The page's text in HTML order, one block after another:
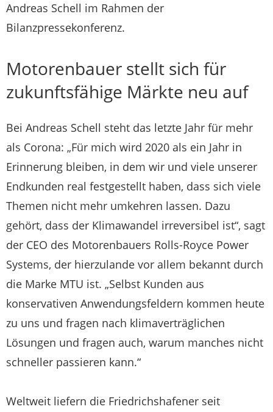
Andreas Schell im Rahmen der
Bilanzpressekonferenz.
Motorenbauer stellt sich für
zukunftsfähige Märkte neu auf
Bei Andreas Schell steht das letzte Jahr für mehr
als Corona: „Für mich wird 2020 als ein Jahr in
Erinnerung bleiben, in dem wir und viele unserer
Endkunden real festgestellt haben, dass sich viele
Themen nicht mehr umkehren lassen. Dazu
gehört, dass der Klimawandel irreversibel ist“, sagt
der CEO des Motorenbauers Rolls-Royce Power
Systems, der hierzulande vor allem bekannt durch
die Marke MTU ist. „Selbst Kunden aus
konservativen Anwendungsfeldern kommen heute
zu uns und fragen nach klimaverträglichen
Lösungen und fragen auch, warum manches nicht
schneller passieren kann.“
Weltweit liefern die Friedrichshafener seit